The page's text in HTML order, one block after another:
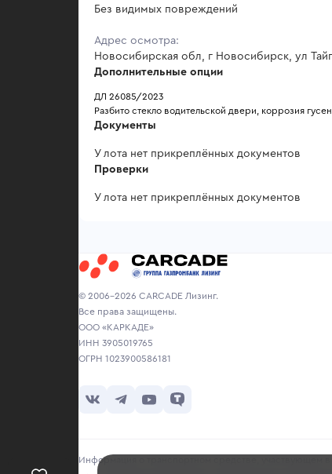
Без видимых повреждений
Адрес осмотра:
Новосибирская обл, г Новосибирск, ул
Дополнительные опции
ДЛ 26085/2023
Разбито стекло водительской двери, коррозия
Документы
У лота нет прикреплённых документов
Проверки
У лота нет прикреплённых документов
© 2006-2026 CARCADE Лизинг.
Все права защищены.
ООО «КАРКАДЕ»
ИНН 3905019765
ОГРН 1023900586181
Информация о транспортном средстве, участвующем в